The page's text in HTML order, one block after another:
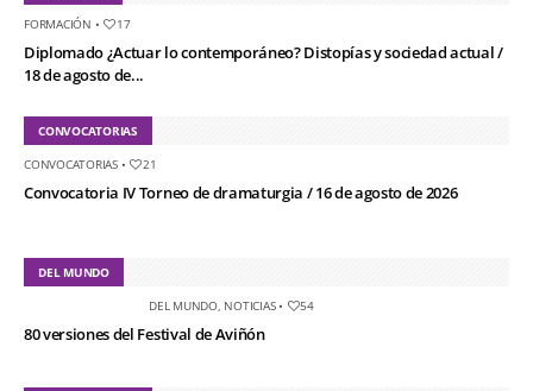
FORMACIÓN • 17
Diplomado ¿Actuar lo contemporáneo? Distopías y sociedad actual /
18 de agosto de...
CONVOCATORIAS
CONVOCATORIAS• 21
Convocatoria IV Torneo de dramaturgia / 16 de agosto de 2026
DEL MUNDO
DEL MUNDO, NOTICIAS• 54
80 versiones del Festival de Aviñón